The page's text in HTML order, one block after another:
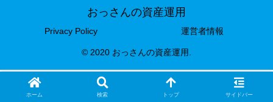
おっさんの資産運用
Privacy Policy 運営者情報
© 2020 おっさんの資産運用.
ホーム 検索 トップ サイドバー